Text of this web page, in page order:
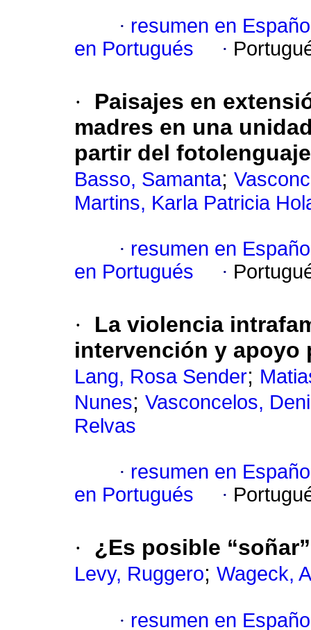
· resumen en
en Portugués
·
·
Paisajes en
madres en una
partir del fotolenguaje
Basso, Samanta;
Martins, Karla Patricia
· resumen en
en Portugués
·
·
La violencia
intervención y apoyo
Lang, Rosa Sender;
Nunes; Vasconcelos,
Relvas
· resumen en
en Portugués
·
· ¿Es posible
Levy, Ruggero; Wageck,
· resumen en